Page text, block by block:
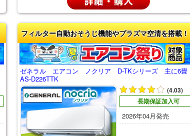
フィルター自動おそうじ機能やプラズマ空清を搭載！
ゼネラル エアコン ノクリア D-TKシリーズ 主に6畳
AS-D226TTK
(4.03)
長期保証加入可
2026年04月発売